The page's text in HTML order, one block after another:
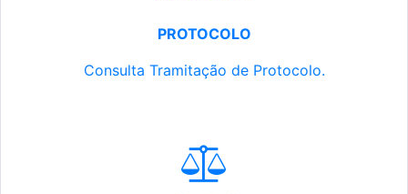
PROTOCOLO
Consulta Tramitação de Protocolo.